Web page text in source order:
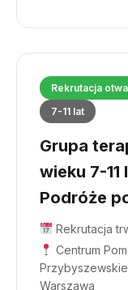
Rekrutacja
7-11 lat
Grupa
wieku 7-11
Podróże
Rekrutacja
Centrum
Warszawa